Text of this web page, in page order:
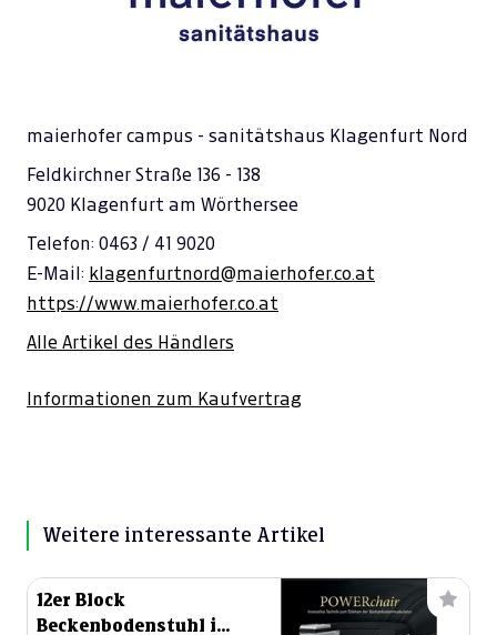
maierhofer campus - sanitätshaus Klagenfurt Nord
Feldkirchner Straße 136 - 138
9020 Klagenfurt am Wörthersee
Telefon: 0463 / 41 9020
E-Mail: klagenfurtnord@maierhofer.co.at
https://www.maierhofer.co.at
Alle Artikel des Händlers
Informationen zum Kaufvertrag
Weitere interessante Artikel
12er Block
Beckenbodenstuhl in